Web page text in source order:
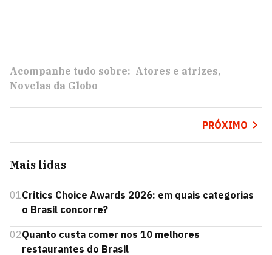
Acompanhe tudo sobre: Atores e atrizes
Novelas da Globo
PRÓXIMO
Mais lidas
01Critics Choice Awards 2026: em quais categorias
o Brasil concorre?
02Quanto custa comer nos 10 melhores
restaurantes do Brasil